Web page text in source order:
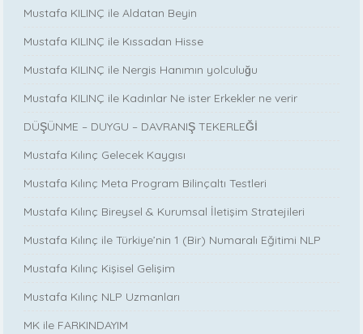
Mustafa KILINÇ ile Aldatan Beyin
Mustafa KILINÇ ile Kıssadan Hisse
Mustafa KILINÇ ile Nergis Hanımın yolculuğu
Mustafa KILINÇ ile Kadınlar Ne ister Erkekler ne verir
DÜŞÜNME – DUYGU – DAVRANIŞ TEKERLEĞİ
Mustafa Kılınç Gelecek Kaygısı
Mustafa Kılınç Meta Program Bilinçaltı Testleri
Mustafa Kılınç Bireysel & Kurumsal İletişim Stratejileri
Mustafa Kılınç ile Türkiye’nin 1 (Bir) Numaralı Eğitimi NLP
Mustafa Kılınç Kişisel Gelişim
Mustafa Kılınç NLP Uzmanları
MK ile FARKINDAYIM